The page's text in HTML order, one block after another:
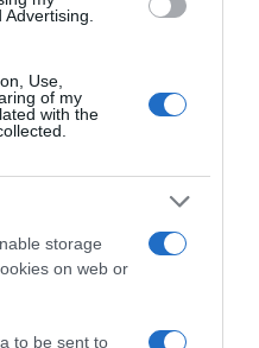
Use,
of my
with the
storage
on web or
to be sent to
húzzák be a